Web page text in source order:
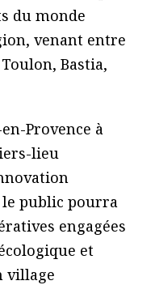
du monde
venant entre
Bastia,
Provence à
lieu
le public pourra
engagées
et
village